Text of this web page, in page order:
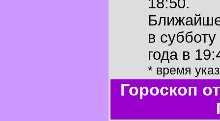
в
года в
* время
Гороскоп